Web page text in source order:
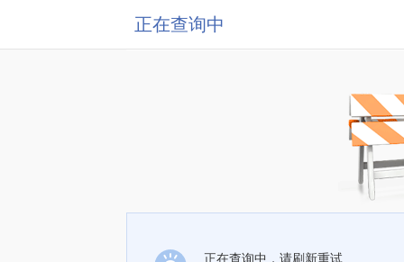
正在查询中
正在查询中，请刷新重试